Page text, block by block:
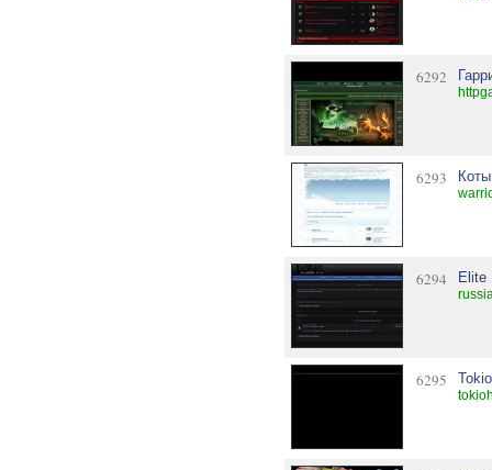
6292
6293
6294 Elite
6295